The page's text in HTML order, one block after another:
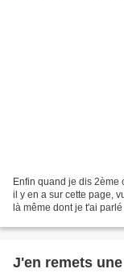
Enfin quand je dis 2ème
il y en a sur cette page,
là même dont je t'ai
J'en remets